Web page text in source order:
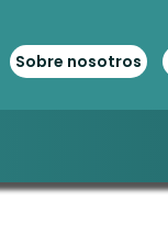
Sobre nosotros